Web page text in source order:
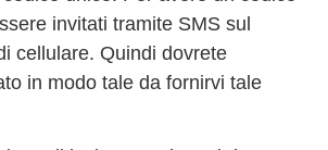
invitati tramite SMS sul
cellulare. Quindi dovrete
in modo tale da fornirvi tale